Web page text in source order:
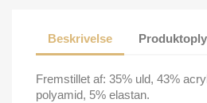
Beskrivelse
Fremstillet af: 35% uld, 43%
polyamid, 5% elastan.